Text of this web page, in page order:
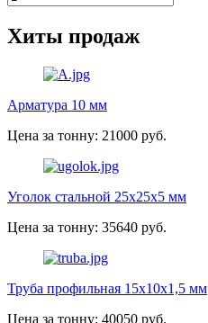
Хиты продаж
Арматура 10 мм
Цена за тонну: 21000 руб.
Уголок стальной 25х25х5 мм
Цена за тонну: 35640 руб.
Труба профильная 15х10х1,5 мм
Цена за тонну: 40050 руб.